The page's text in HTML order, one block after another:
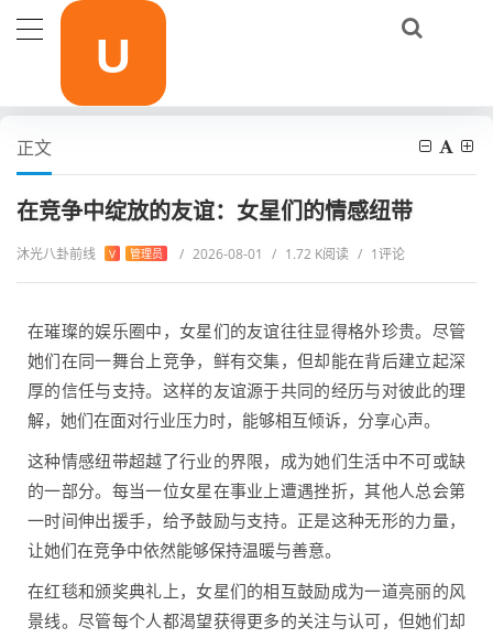
当前位置： 明星动态
正文
在竞争中绽放的友谊：女星们的情感纽带
沐光八卦前线 V 管理员 / 2026-08-01 / 1.72 K阅读 / 1评论
在璀璨的娱乐圈中，女星们的友谊往往显得格外珍贵。尽管
她们在同一舞台上竞争，鲜有交集，但却能在背后建立起深
厚的信任与支持。这样的友谊源于共同的经历与对彼此的理
解，她们在面对行业压力时，能够相互倾诉，分享心声。
这种情感纽带超越了行业的界限，成为她们生活中不可或缺
的一部分。每当一位女星在事业上遭遇挫折，其他人总会第
一时间伸出援手，给予鼓励与支持。正是这种无形的力量，
让她们在竞争中依然能够保持温暖与善意。
在红毯和颁奖典礼上，女星们的相互鼓励成为一道亮丽的风
景线。尽管每个人都渴望获得更多的关注与认可，但她们却